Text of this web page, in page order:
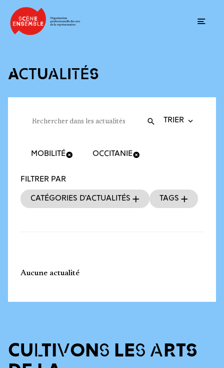
ACTUALITÉS
Recherche
Valider
FILTRER PAR
Catégories d’actualités Tags
MOBILITÉ OCCITANIE
Aucune actualité
CULTIVONS LES ARTS